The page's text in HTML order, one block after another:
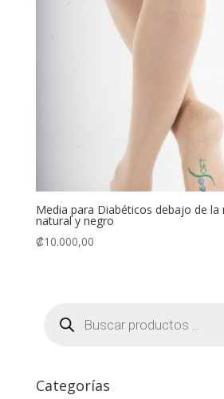
Media para Diabéticos debajo de la
natural y negro
₡10.000,00
productos
Categorías